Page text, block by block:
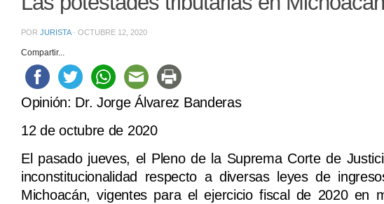
POR JURISTA · OCTUBRE 12, 2020
Compartir...
Opinión: Dr. Jorge Álvarez Banderas
12 de octubre de 2020
El pasado jueves, el Pleno de la Suprema Corte de
inconstitucionalidad respecto a diversas leyes de
Michoacán, vigentes para el ejercicio fiscal de 2020 en